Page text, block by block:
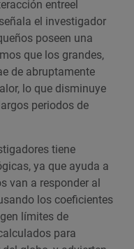
entreel
el investigador
poseen una
que los grandes,
de abruptamente
lo que disminuye
periodos de
tiene
ya que ayuda a
van a responder al
los coeficientes
límites de
para